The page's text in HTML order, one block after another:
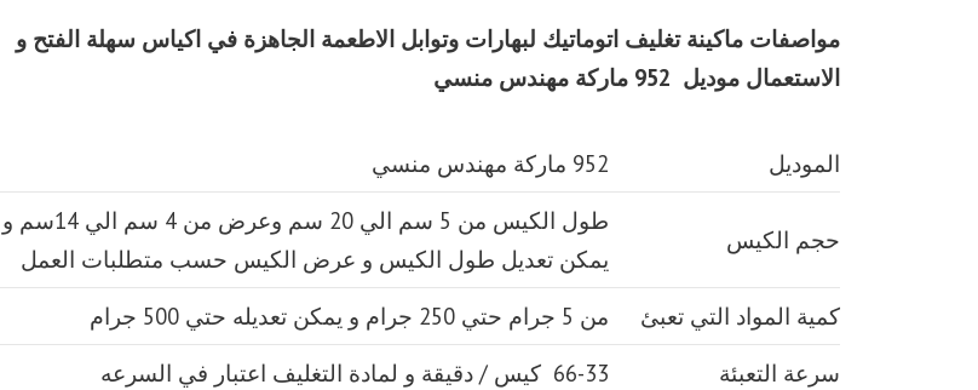
مواصفات ماكينة تغليف اتوماتيك لبهارات وتوابل الاطعمة الجاهزة في اكياس سهلة الفتح و
الاستعمال موديل 952 ماركة مهندس منسي
الموديل 952 ماركة مهندس منسي
حجم الكيس
طول الكيس من 5 سم الي 20 سم وعرض من 4 سم الي 14سم و
يمكن تعديل طول الكيس و عرض الكيس حسب متطلبات العمل
كمية المواد التي تعبئ
من 5 جرام حتي 250 جرام و يمكن تعديله حتي 500 جرام
سرعة التعبئة
66-33 كيس / دقيقة و لمادة التغليف اعتبار في السرعه